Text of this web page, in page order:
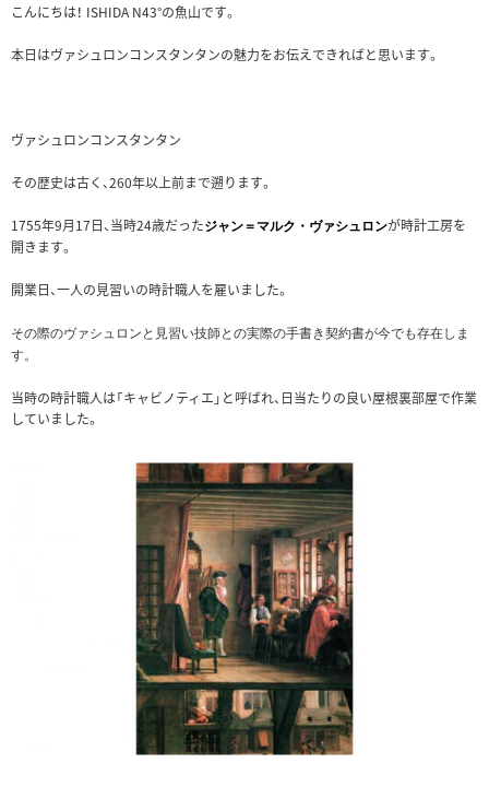
こんにちは！ ISHIDA N43°の魚山です。
本日はヴァシュロンコンスタンタンの魅力をお伝えできればと思います。
ヴァシュロンコンスタンタン
その歴史は古く、260年以上前まで遡ります。
1755年9月17日、当時24歳だったジャン＝マルク・ヴァシュロンが時計工房を
開きます。
開業日、一人の見習いの時計職人を雇いました。
その際のヴァシュロンと見習い技師との実際の手書き契約書が今でも存在しま
す。
当時の時計職人は「キャビノティエ」と呼ばれ、日当たりの良い屋根裏部屋で作業
していました。